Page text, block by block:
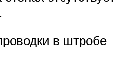
в штробе